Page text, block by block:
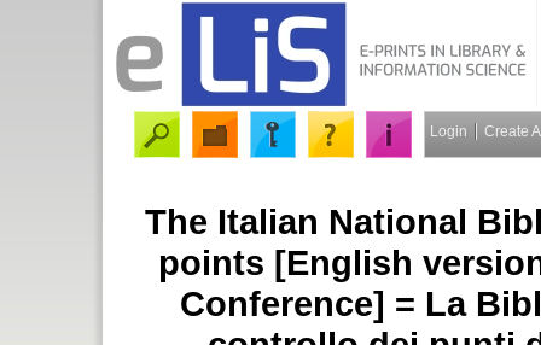
Login Create
The Italian National
points [English
Conference] = La